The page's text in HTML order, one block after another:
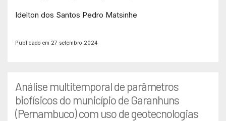
Idelton dos Santos Pedro Matsinhe
Publicado em 27 setembro 2024
Análise multitemporal de parâmetros
biofísicos do município de Garanhuns
(Pernambuco) com uso de geotecnologias